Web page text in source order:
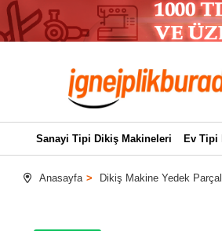
Sanayi Tipi Dikiş Makineleri Ev Tipi
Anasayfa Dikiş Makine Yedek